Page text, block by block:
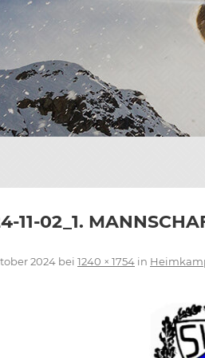
11-02_1.
2024 bei 1240 × 1754 in